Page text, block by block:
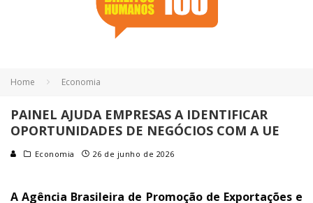
Home Economia
PAINEL AJUDA EMPRESAS A IDENTIFICAR
OPORTUNIDADES DE NEGÓCIOS COM A UE
Economia 26 de junho de 2026
A Agência Brasileira de Promoção de Exportações e